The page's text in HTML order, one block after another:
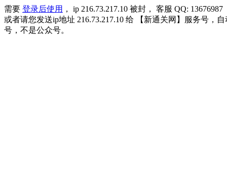
需要 登录后使用 ， ip 216.73.217.10 被封， 客服 QQ: 13676987
或者请您发送ip地址 216.73.217.10 给 【新通关网】服务号，
号，不是公众号。